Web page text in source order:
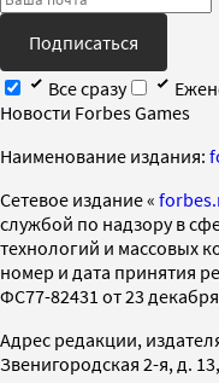
Подписаться
Все сразу
Новости Forbes Games
Наименование издания:
Cетевое издание «
службой по надзору в
технологий и массовых
номер и дата принятия
ФС77-82431 от 23 декабря
Адрес редакции,
Звенигородская 2-я, д.